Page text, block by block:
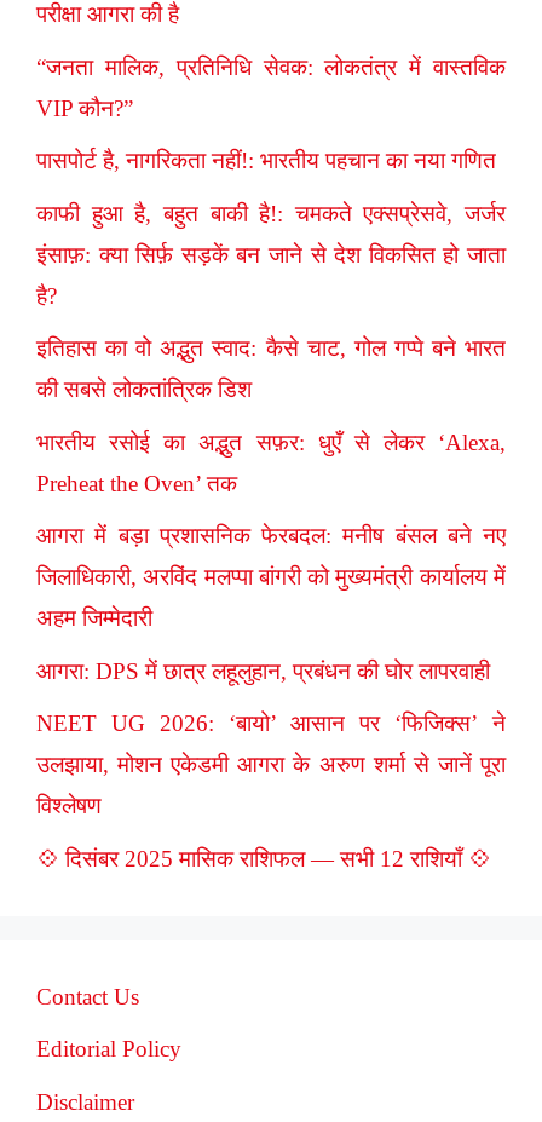
परीक्षा आगरा की है
“जनता मालिक, प्रतिनिधि सेवक: लोकतंत्र में वास्तविक
VIP कौन?”
पासपोर्ट है, नागरिकता नहीं!: भारतीय पहचान का नया गणित
काफी हुआ है, बहुत बाकी है!: चमकते एक्सप्रेसवे, जर्जर
इंसाफ़: क्या सिर्फ़ सड़कें बन जाने से देश विकसित हो जाता
है?
इतिहास का वो अद्भुत स्वाद: कैसे चाट, गोल गप्पे बने भारत
की सबसे लोकतांत्रिक डिश
भारतीय रसोई का अद्भुत सफ़र: धुएँ से लेकर ‘Alexa,
Preheat the Oven’ तक
आगरा में बड़ा प्रशासनिक फेरबदल: मनीष बंसल बने नए
जिलाधिकारी, अरविंद मलप्पा बांगरी को मुख्यमंत्री कार्यालय में
अहम जिम्मेदारी
आगरा: DPS में छात्र लहूलुहान, प्रबंधन की घोर लापरवाही
NEET UG 2026: ‘बायो’ आसान पर ‘फिजिक्स’ ने
उलझाया, मोशन एकेडमी आगरा के अरुण शर्मा से जानें पूरा
विश्लेषण
💠 दिसंबर 2025 मासिक राशिफल — सभी 12 राशियाँ 💠
Contact Us
Editorial Policy
Disclaimer